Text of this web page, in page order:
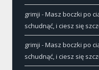
grimji -Masz boczki po
schudnąć, i ciesz się
grimji -Masz boczki po
schudnąć, i ciesz się